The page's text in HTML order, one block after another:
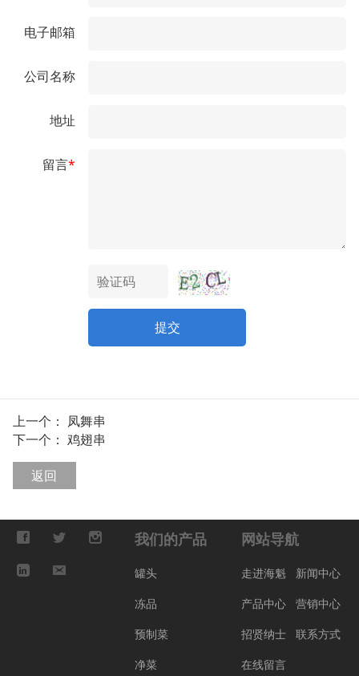
电子邮箱
公司名称
地址
留言*
提交
上一个： 凤舞串
下一个： 鸡翅串
返回
我们的产品
罐头
冻品
预制菜
净菜
网站导航
走进海魁
新闻中心
产品中心
营销中心
招贤纳士
联系方式
在线留言